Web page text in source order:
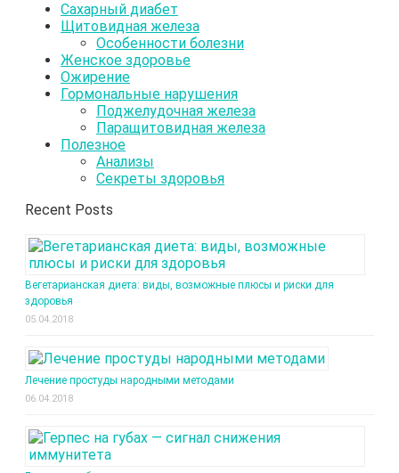
Сахарный диабет
Щитовидная железа
Особенности болезни
Женское здоровье
Ожирение
Гормональные нарушения
Поджелудочная железа
Паращитовидная железа
Полезное
Анализы
Секреты здоровья
Recent Posts
Вегетарианская диета: виды, возможные плюсы и риски для
здоровья
05.04.2018
Лечение простуды народными методами
06.04.2018